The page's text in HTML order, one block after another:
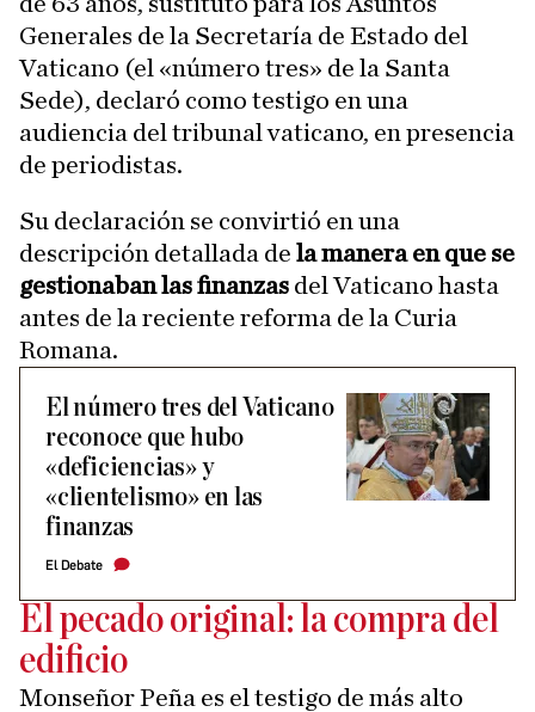
Generales de la Secretaría de Estado del
Vaticano (el «número tres» de la Santa
Sede), declaró como testigo en una
audiencia del tribunal vaticano, en presencia
de periodistas.
Su declaración se convirtió en una
descripción detallada de la manera en que se
gestionaban las finanzas del Vaticano hasta
antes de la reciente reforma de la Curia
Romana.
El número tres del Vaticano
reconoce que hubo
«deficiencias» y
«clientelismo» en las
finanzas
El Debate
El pecado original: la compra del
edificio
Monseñor Peña es el testigo de más alto